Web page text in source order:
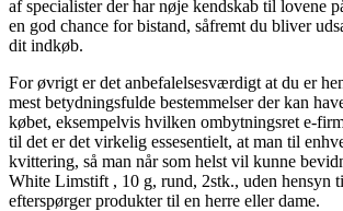
af specialister der har nøje kendskab til lovene
en god chance for bistand, såfremt du bliver
dit indkøb.
For øvrigt er det anbefalelsesværdigt at du er
mest betydningsfulde bestemmelser der kan
købet, eksempelvis hvilken ombytningsret e-
til det er det virkelig essesentielt, at man til
kvittering, så man når som helst vil kunne
White Limstift , 10 g, rund, 2stk., uden hensyn
efterspørger produkter til en herre eller dame.